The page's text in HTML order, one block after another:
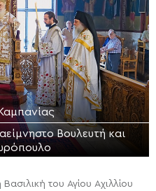
Bουλευτή και
του Αγίου Αχιλλίου